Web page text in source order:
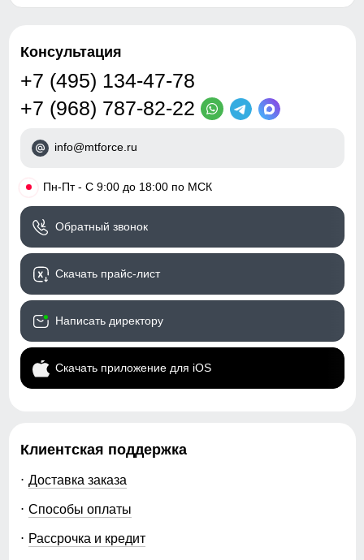
Консультация
+7 (495) 134-47-78
+7 (968) 787-82-22
info@mtforce.ru
• Пн-Пт - С 9:00 до 18:00 по МСК
Обратный звонок
Скачать прайс-лист
Написать директору
Скачать приложение для iOS
Клиентская поддержка
Доставка заказа
Способы оплаты
Рассрочка и кредит